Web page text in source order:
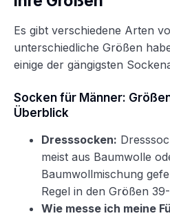
Es gibt verschiedene Arten
unterschiedliche Größen
einige der gängigsten
Socken für Männer:
Überblick
Dresssocken:
meist aus Baumwolle
Baumwollmischung
Regel in den Größen
Wie messe ich meine